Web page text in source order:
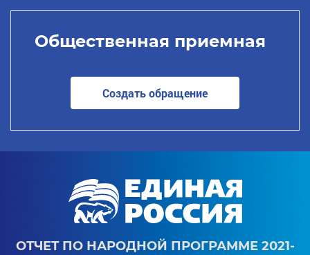
Общественная приемная
Создать обращение
ОТЧЕТ ПО НАРОДНОЙ ПРОГРАММЕ 2021-